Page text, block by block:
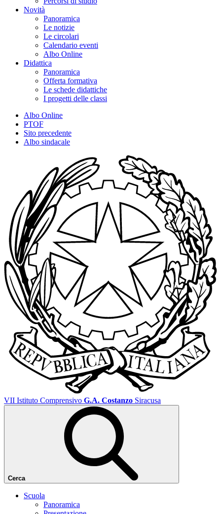
Novità
Panoramica
Le notizie
Le circolari
Calendario eventi
Albo Online
Didattica
Panoramica
Offerta formativa
Le schede didattiche
I progetti delle classi
Albo Online
PTOF
Sito precedente
Albo sindacale
VII Istituto Comprensivo G.A. Costanzo Siracusa
Cerca
Scuola
Panoramica